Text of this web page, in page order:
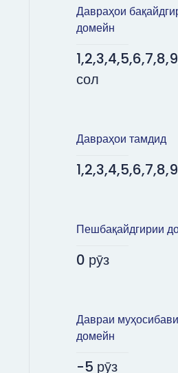
Давраҳои
домейн
сол
Давраҳои тамдид
Пешбақайдгирии
0 рӯз
Давраи
домейн
-5 рӯз